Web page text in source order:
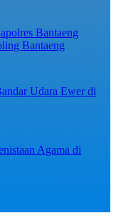
Bantaeng
Bantaeng
Udara Ewer di
Agama di